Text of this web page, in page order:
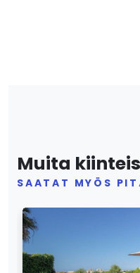
Muita
SAATAT MYÖS